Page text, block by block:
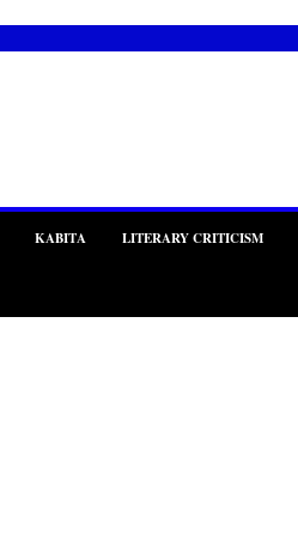
KABITA LITERARY CRITICISM